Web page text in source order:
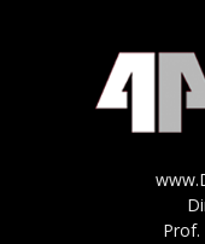
Prof.